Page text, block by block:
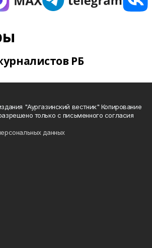
РБ
"Аургазинский вестник" Копирование
только с письменного согласия
данных